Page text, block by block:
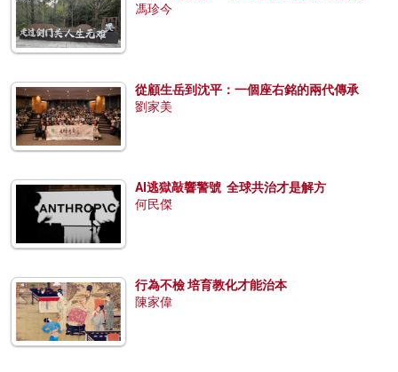
馮珍今
從顧生岳到沈平：一個座右銘的兩代傳承
劉家美
AI逃獄敲響警號 全球共治才是解方
何民傑
行為不檢 培育教化才能治本
陳家偉